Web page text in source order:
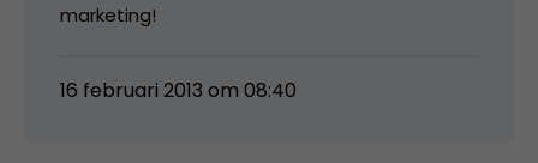
marketing!
16 februari 2013 om 08:40